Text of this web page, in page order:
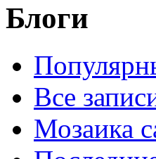
Блоги
Все
Мозаика